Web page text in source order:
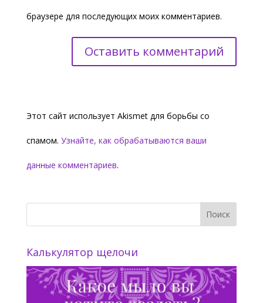
браузере для последующих моих комментариев.
Этот сайт использует Akismet для борьбы со
спамом. Узнайте, как обрабатываются ваши
данные комментариев.
Калькулятор щелочи